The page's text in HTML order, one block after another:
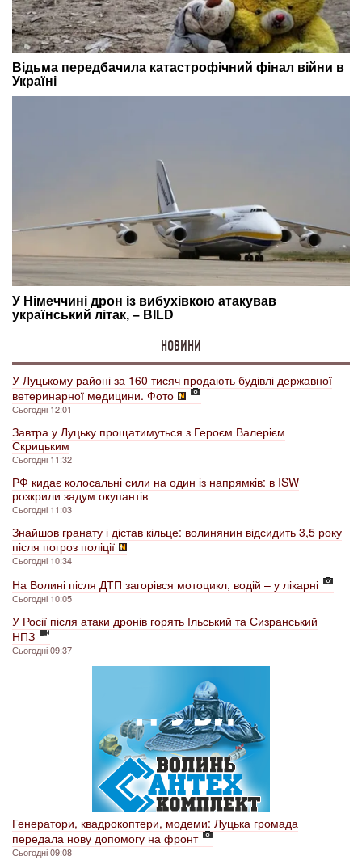
НОВИНИ
У Луцькому районі за 160 тисяч продають будівлі державної
ветеринарної медицини. Фото
Сьогодні 12:01
Завтра у Луцьку прощатимуться з Героєм Валерієм
Скрицьким
Сьогодні 11:32
РФ кидає колосальні сили на один із напрямків: в ISW
розкрили задум окупантів
Сьогодні 11:03
Знайшов гранату і дістав кільце: волинянин відсидить 3,5 року
після погроз поліції
Сьогодні 10:34
На Волині після ДТП загорівся мотоцикл, водій – у лікарні
Сьогодні 10:05
У Росії після атаки дронів горять Ільський та Сизранський
НПЗ
Сьогодні 09:37
Генератори, квадрокоптери, модеми: Луцька громада
передала нову допомогу на фронт
Сьогодні 09:08